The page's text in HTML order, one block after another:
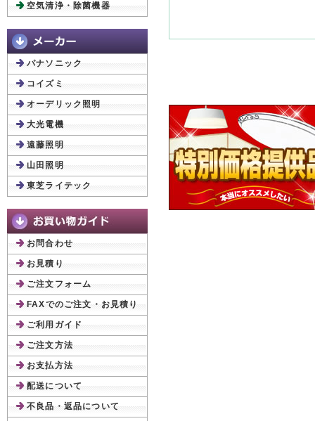
空気清浄・除菌機器
パナソニック
コイズミ
オーデリック照明
大光電機
遠藤照明
山田照明
東芝ライテック
お問合わせ
お見積り
ご注文フォーム
FAXでのご注文・お見積り
ご利用ガイド
ご注文方法
お支払方法
配送について
不良品・返品について